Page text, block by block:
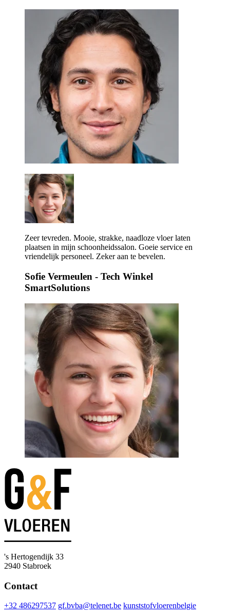
Zeer tevreden. Mooie, strakke, naadloze vloer laten
plaatsen in mijn schoonheidssalon. Goeie service en
vriendelijk personeel. Zeker aan te bevelen.
Sofie Vermeulen - Tech Winkel
SmartSolutions
's Hertogendijk 33
2940 Stabroek
Contact
+32 486297537 gf.bvba@telenet.be kunststofvloerenbelgie